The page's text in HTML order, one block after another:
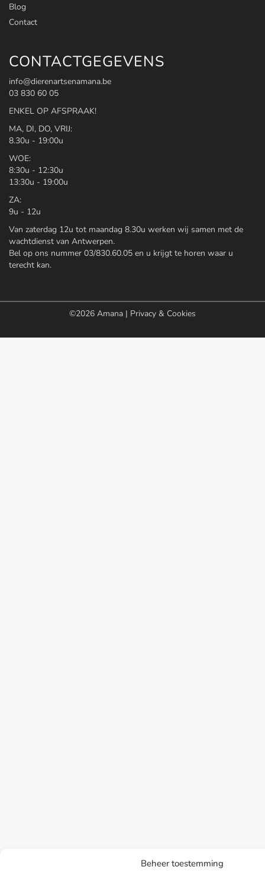
Beheer toestemming
Blog
Contact
CONTACTGEGEVENS
info@dierenartsenamana.be
03 830 60 05
ENKEL OP AFSPRAAK!
MA, DI, DO, VRIJ:
8.30u - 19:00u
WOE:
8:30u - 12:30u
13:30u - 19:00u
ZA:
9u - 12u
Van zaterdag 12u tot maandag 8.30u werken wij samen met de
wachtdienst van Antwerpen.
Bel op ons nummer 03/830.60.05 en u krijgt te horen waar u
terecht kan.
©2026 Amana | Privacy & Cookies